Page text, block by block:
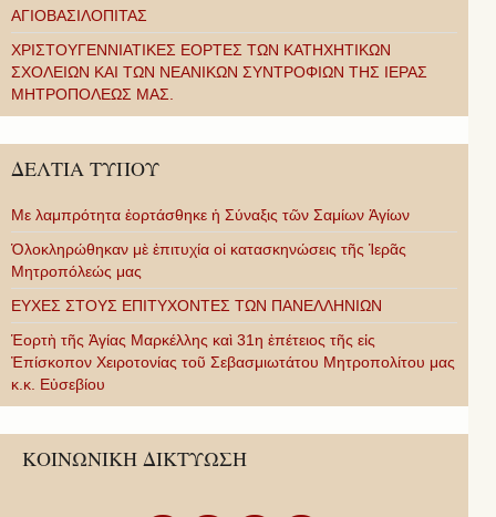
ΑΓΙΟΒΑΣΙΛΟΠΙΤΑΣ
ΧΡΙΣΤΟΥΓΕΝΝΙΑΤΙΚΕΣ ΕΟΡΤΕΣ ΤΩΝ ΚΑΤΗΧΗΤΙΚΩΝ
ΣΧΟΛΕΙΩΝ ΚΑΙ ΤΩΝ ΝΕΑΝΙΚΩΝ ΣΥΝΤΡΟΦΙΩΝ ΤΗΣ ΙΕΡΑΣ
ΜΗΤΡΟΠΟΛΕΩΣ ΜΑΣ.
ΔΕΛΤΙΑ ΤΥΠΟΥ
Με λαμπρότητα ἑορτάσθηκε ἡ Σύναξις τῶν Σαμίων Ἁγίων
Ὁλοκληρώθηκαν μὲ ἐπιτυχία οἱ κατασκηνώσεις τῆς Ἱερᾶς
Μητροπόλεώς μας
ΕΥΧΕΣ ΣΤΟΥΣ ΕΠΙΤΥΧΟΝΤΕΣ ΤΩΝ ΠΑΝΕΛΛΗΝΙΩΝ
Ἑορτὴ τῆς Ἁγίας Μαρκέλλης καὶ 31η ἐπέτειος τῆς εἰς
Ἐπίσκοπον Χειροτονίας τοῦ Σεβασμιωτάτου Μητροπολίτου μας
κ.κ. Εὐσεβίου
ΚΟΙΝΩΝΙΚΗ ΔΙΚΤΥΩΣΗ